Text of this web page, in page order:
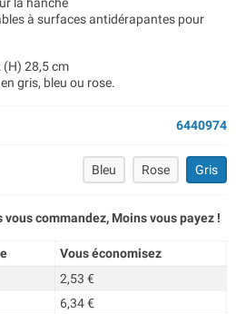
à surfaces antidérapantes pour
(H) 28,5 cm
gris, bleu ou rose.
6440974
Bleu Rose Gris
commandez, Moins vous payez !
Vous économisez
2,53 €
6,34 €